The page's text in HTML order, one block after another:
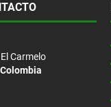
Carmelo